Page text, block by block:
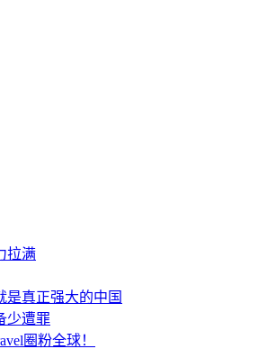
拉满
是真正强大的中国
少遭罪
圈粉全球！